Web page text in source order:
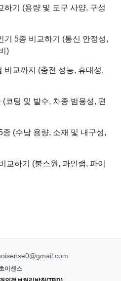
하기 (용량 및 도구 사양, 구성
기 5종 비교하기 (통신 안정성,
)
비교까지 (충전 성능, 휴대성,
코팅 및 발수, 차종 범용성, 편
(수납 용량, 소재 및 내구성,
교하기 (불스원, 파인랩, 파이
이센스